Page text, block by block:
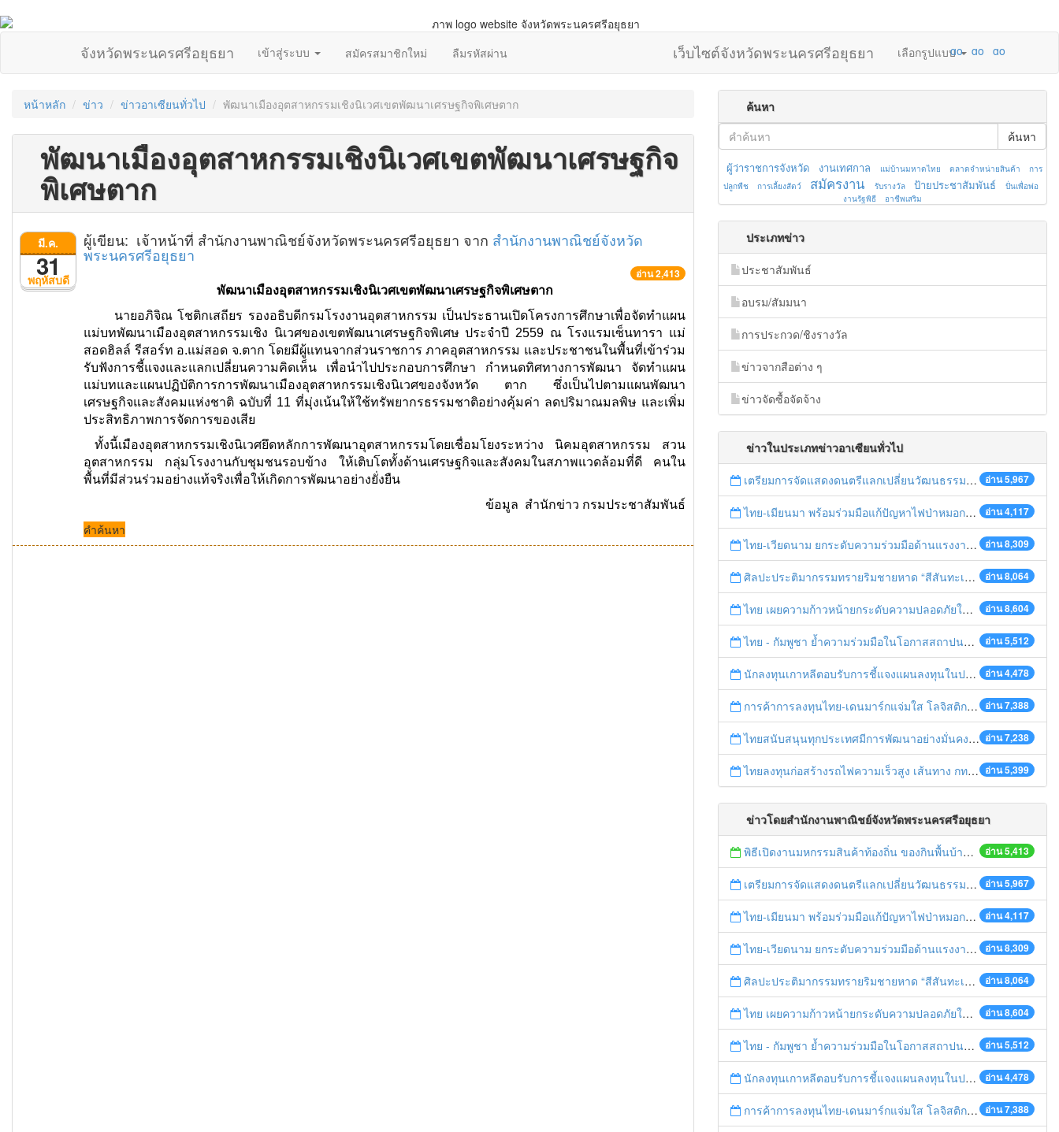
จังหวัดพระนครศรีอยุธยา เข้าสู่ระบบ สมัครสมาชิกใหม่ ลืมรหัสผ่าน เว็บไซต์จังหวัดพระนครศรีอยุธยา เลือกรูปแบบ
หน้าหลัก ข่าว ข่าวอาเซียนทั่วไป พัฒนาเมืองอุตสาหกรรมเชิงนิเวศเขตพัฒนาเศรษฐกิจพิเศษตาก
พัฒนาเมืองอุตสาหกรรมเชิงนิเวศเขตพัฒนาเศรษฐกิจ
พิเศษตาก
พฤหัสบดี
มี.ค.
31
ผู้เขียน: เจ้าหน้าที่ สำนักงานพาณิชย์จังหวัดพระนครศรีอยุธยา จาก สำนักงานพาณิชย์จังหวัด
พระนครศรีอยุธยา
อ่าน 2,413
พัฒนาเมืองอุตสาหกรรมเชิงนิเวศเขตพัฒนาเศรษฐกิจพิเศษตาก
นายอภิจิณ โชติกเสถียร รองอธิบดีกรมโรงงานอุตสาหกรรม เป็นประธานเปิดโครงการศึกษาเพื่อจัดทำแผน
แม่บทพัฒนาเมืองอุตสาหกรรมเชิง นิเวศของเขตพัฒนาเศรษฐกิจพิเศษ ประจำปี 2559 ณ โรงแรมเซ็นทารา แม่
สอดฮิลล์ รีสอร์ท อ.แม่สอด จ.ตาก โดยมีผู้แทนจากส่วนราชการ ภาคอุตสาหกรรม และประชาชนในพื้นที่เข้าร่วม
รับฟังการชี้แจงและแลกเปลี่ยนความคิดเห็น เพื่อนำไปประกอบการศึกษา กำหนดทิศทางการพัฒนา จัดทำแผน
แม่บทและแผนปฏิบัติการการพัฒนาเมืองอุตสาหกรรมเชิงนิเวศของจังหวัด ตาก ซึ่งเป็นไปตามแผนพัฒนา
เศรษฐกิจและสังคมแห่งชาติ ฉบับที่ 11 ที่มุ่งเน้นให้ใช้ทรัพยากรธรรมชาติอย่างคุ้มค่า ลดปริมาณมลพิษ และเพิ่ม
ประสิทธิภาพการจัดการของเสีย
ทั้งนี้เมืองอุตสาหกรรมเชิงนิเวศยึดหลักการพัฒนาอุตสาหกรรมโดยเชื่อมโยงระหว่าง นิคมอุตสาหกรรม สวน
อุตสาหกรรม กลุ่มโรงงานกับชุมชนรอบข้าง ให้เติบโตทั้งด้านเศรษฐกิจและสังคมในสภาพแวดล้อมที่ดี คนใน
พื้นที่มีส่วนร่วมอย่างแท้จริงเพื่อให้เกิดการพัฒนาอย่างยั่งยืน
ข้อมูล สำนักข่าว กรมประชาสัมพันธ์
คำค้นหา
ค้นหา
ค้นหา
ผู้ว่าราชการจังหวัด งานเทศกาล แม่บ้านมหาดไทย ตลาดจำหน่ายสินค้า
การ
ปลูกพืช
การเลี้ยงสัตว์ สมัครงาน รับรางวัล ป้ายประชาสัมพันธ์
ปั่นเพื่อพ่อ
งานรัฐพิธี
อาชีพเสริม
ประเภทข่าว
ประชาสัมพันธ์
อบรม/สัมมนา
การประกวด/ชิงรางวัล
ข่าวจากสือต่าง ๆ
ข่าวจัดซื้อจัดจ้าง
ข่าวในประเภทข่าวอาเซียนทั่วไป
อ่าน 5,967
เตรียมการจัดแสดงดนตรีแลกเปลี่ยนวัฒนธรรมไทย-บรูไนฯ "อาไล พาเพลิน”
อ่าน 4,117
ไทย-เมียนมา พร้อมร่วมมือแก้ปัญหาไฟป่าหมอกควัน เตรียมพร้อมเปิดช่องทางห้วยต้นนุ่นเป็นด่านถาวร
อ่าน 8,309
ไทย-เวียดนาม ยกระดับความร่วมมือด้านแรงงานระหว่างประเทศสู่การพัฒนาที่ยั่งยืน
อ่าน 8,064
ศิลปะประติมากรรมทรายริมชายหาด “สีสันทะเลชุมพร สู่อาเซียน”
อ่าน 8,604
ไทย เผยความก้าวหน้ายกระดับความปลอดภัยในการทำงานสู่มาตรฐานสากล
อ่าน 5,512
ไทย - กัมพูชา ย้ำความร่วมมือในโอกาสสถาปนาความสัมพันธ์ทางการทูตครบรอบ 65 ปี
อ่าน 4,478
นักลงทุนเกาหลีตอบรับการชี้แจงแผนลงทุนในประเทศไทย
อ่าน 7,388
การค้าการลงทุนไทย-เดนมาร์กแจ่มใส โลจิสติกส์ไทยโดดเด่นในภูมิภาค
อ่าน 7,238
ไทยสนับสนุนทุกประเทศมีการพัฒนาอย่างมั่นคง มั่งคั่ง ยั่งยืน ในการประชุม Boao Forum for Asia
อ่าน 5,399
ไทยลงทุนก่อสร้างรถไฟความเร็วสูง เส้นทาง กทม.-นครราชสีมา
ข่าวโดยสำนักงานพาณิชย์จังหวัดพระนครศรีอยุธยา
อ่าน 5,413
พิธีเปิดงานมหกรรมสินค้าท้องถิ่น ของกินพื้นบ้าน งานสรงน้ำหลวงปู่ทวด และเปิดศูนย์เครือข่ายธุรกิจ Biz Club จังหวัดพระนครศรีอยุธยา
อ่าน 5,967
เตรียมการจัดแสดงดนตรีแลกเปลี่ยนวัฒนธรรมไทย-บรูไนฯ "อาไล พาเพลิน”
อ่าน 4,117
ไทย-เมียนมา พร้อมร่วมมือแก้ปัญหาไฟป่าหมอกควัน เตรียมพร้อมเปิดช่องทางห้วยต้นนุ่นเป็นด่านถาวร
อ่าน 8,309
ไทย-เวียดนาม ยกระดับความร่วมมือด้านแรงงานระหว่างประเทศสู่การพัฒนาที่ยั่งยืน
อ่าน 8,064
ศิลปะประติมากรรมทรายริมชายหาด “สีสันทะเลชุมพร สู่อาเซียน”
อ่าน 8,604
ไทย เผยความก้าวหน้ายกระดับความปลอดภัยในการทำงานสู่มาตรฐานสากล
อ่าน 5,512
ไทย - กัมพูชา ย้ำความร่วมมือในโอกาสสถาปนาความสัมพันธ์ทางการทูตครบรอบ 65 ปี
อ่าน 4,478
นักลงทุนเกาหลีตอบรับการชี้แจงแผนลงทุนในประเทศไทย
อ่าน 7,388
การค้าการลงทุนไทย-เดนมาร์กแจ่มใส โลจิสติกส์ไทยโดดเด่นในภูมิภาค